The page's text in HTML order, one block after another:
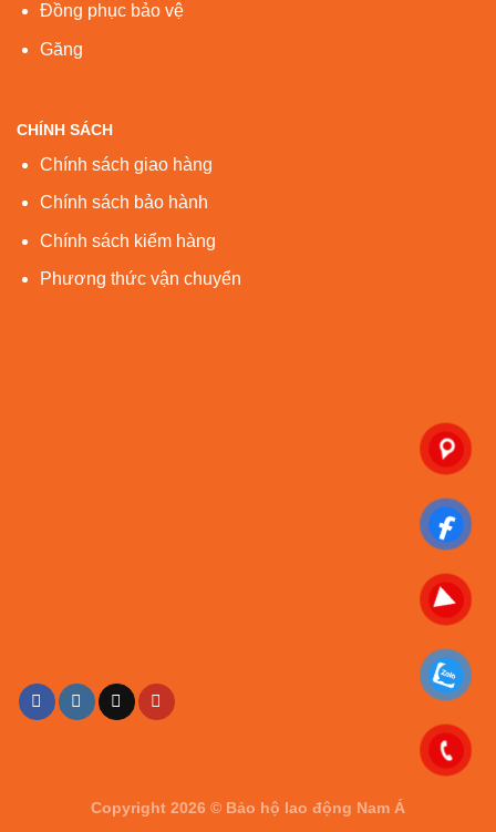
Đồng phục bảo vệ
Găng
CHÍNH SÁCH
Chính sách giao hàng
Chính sách bảo hành
Chính sách kiểm hàng
Phương thức vận chuyển
Copyright 2026 © Bảo hộ lao động Nam Á